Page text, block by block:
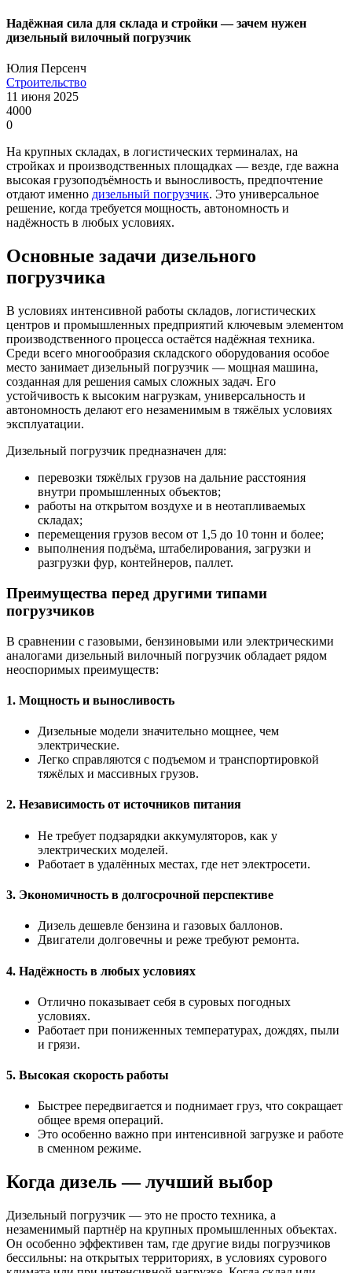
Надёжная сила для склада и стройки — зачем нужен
дизельный вилочный погрузчик
Юлия Персенч
Строительство
11 июня 2025
4000
0
На крупных складах, в логистических терминалах, на
стройках и производственных площадках — везде, где важна
высокая грузоподъёмность и выносливость, предпочтение
отдают именно дизельный погрузчик. Это универсальное
решение, когда требуется мощность, автономность и
надёжность в любых условиях.
Основные задачи дизельного
погрузчика
В условиях интенсивной работы складов, логистических
центров и промышленных предприятий ключевым элементом
производственного процесса остаётся надёжная техника.
Среди всего многообразия складского оборудования особое
место занимает дизельный погрузчик — мощная машина,
созданная для решения самых сложных задач. Его
устойчивость к высоким нагрузкам, универсальность и
автономность делают его незаменимым в тяжёлых условиях
эксплуатации.
Дизельный погрузчик предназначен для:
перевозки тяжёлых грузов на дальние расстояния
внутри промышленных объектов;
работы на открытом воздухе и в неотапливаемых
складах;
перемещения грузов весом от 1,5 до 10 тонн и более;
выполнения подъёма, штабелирования, загрузки и
разгрузки фур, контейнеров, паллет.
Преимущества перед другими типами
погрузчиков
В сравнении с газовыми, бензиновыми или электрическими
аналогами дизельный вилочный погрузчик обладает рядом
неоспоримых преимуществ:
1. Мощность и выносливость
Дизельные модели значительно мощнее, чем
электрические.
Легко справляются с подъемом и транспортировкой
тяжёлых и массивных грузов.
2. Независимость от источников питания
Не требует подзарядки аккумуляторов, как у
электрических моделей.
Работает в удалённых местах, где нет электросети.
3. Экономичность в долгосрочной перспективе
Дизель дешевле бензина и газовых баллонов.
Двигатели долговечны и реже требуют ремонта.
4. Надёжность в любых условиях
Отлично показывает себя в суровых погодных
условиях.
Работает при пониженных температурах, дождях, пыли
и грязи.
5. Высокая скорость работы
Быстрее передвигается и поднимает груз, что сокращает
общее время операций.
Это особенно важно при интенсивной загрузке и работе
в сменном режиме.
Когда дизель — лучший выбор
Дизельный погрузчик — это не просто техника, а
незаменимый партнёр на крупных промышленных объектах.
Он особенно эффективен там, где другие виды погрузчиков
бессильны: на открытых территориях, в условиях сурового